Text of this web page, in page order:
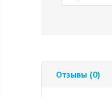
Отзывы (0)